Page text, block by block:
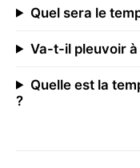
Quel sera le
Va-t-il pleuvoir à
Quelle est la
?